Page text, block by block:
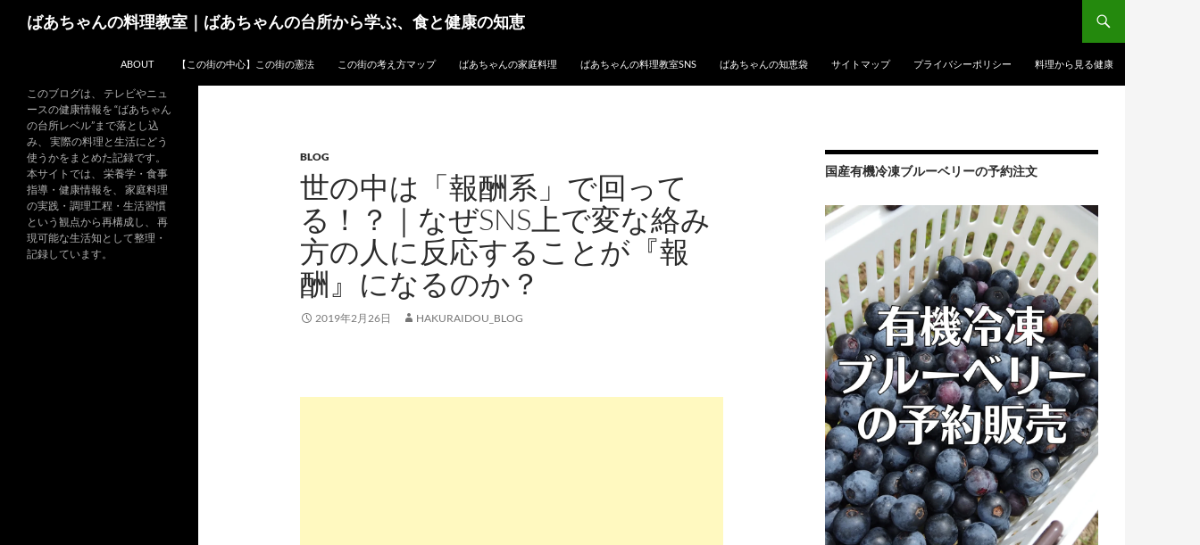
ばあちゃんの料理教室｜ばあちゃんの台所から学ぶ、食と健康の知恵
ABOUT 【この街の中心】この街の憲法 この街の考え方マップ ばあちゃんの家庭料理 ばあちゃんの料理教室SNS ばあちゃんの知恵袋 サイトマップ プライバシーポリシー 料理から見る健康
BLOG
世の中は「報酬系」で回って
る！？｜なぜSNS上で変な絡み
方の人に反応することが『報
酬』になるのか？
2019年2月26日 HAKURAIDOU_BLOG
国産有機冷凍ブルーベリーの予約注文
このブログは、 テレビやニュ
ースの健康情報を “ばあちゃん
の台所レベル”まで落とし込
み、 実際の料理と生活にどう
使うかをまとめた記録です。
本サイトでは、 栄養学・食事
指導・健康情報を、 家庭料理
の実践・調理工程・生活習慣
という観点から再構成し、 再
現可能な生活知として整理・
記録しています。